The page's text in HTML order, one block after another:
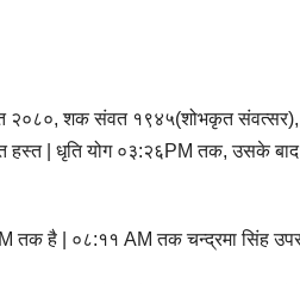
२०८०, शक संवत १९४५(शोभकृत संवत्सर),
हस्त | धृति योग ०३:२६PM तक, उसके
है | ०८:११ AM तक चन्द्रमा सिंह